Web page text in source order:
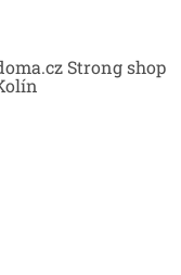
Strong shop